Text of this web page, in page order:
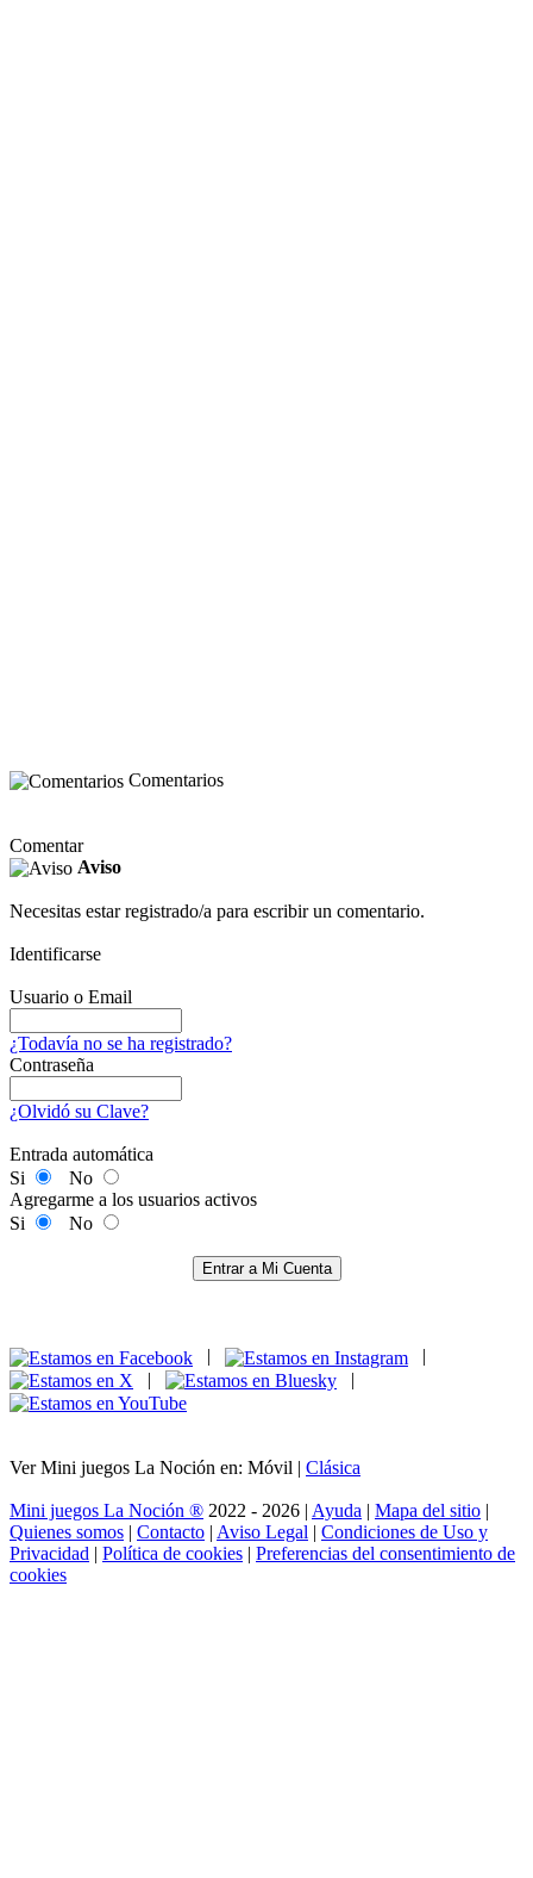
Comentarios
Comentar
Aviso
Necesitas estar registrado/a para escribir un comentario.
Identificarse
Usuario o Email
¿Todavía no se ha registrado?
Contraseña
¿Olvidó su Clave?
Entrada automática
Si
No
Agregarme a los usuarios activos
Si
No
Entrar a Mi Cuenta
|
|
|
|
Ver Mini juegos La Noción en: Móvil | Clásica
Mini juegos La Noción ® 2022 - 2026 | Ayuda | Mapa del sitio |
Quienes somos | Contacto | Aviso Legal | Condiciones de Uso y
Privacidad | Política de cookies | Preferencias del consentimiento de
cookies